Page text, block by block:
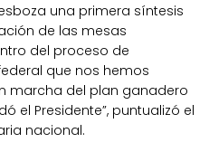
una primera síntesis
de las mesas
del proceso de
que nos hemos
marcha del plan ganadero
el Presidente”, puntualizó el
nacional.